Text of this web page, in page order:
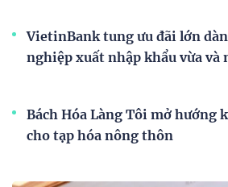
VietinBank tung ưu đãi lớn
nghiệp xuất nhập khẩu vừa và
Bách Hóa Làng Tôi mở hướng
cho tạp hóa nông thôn